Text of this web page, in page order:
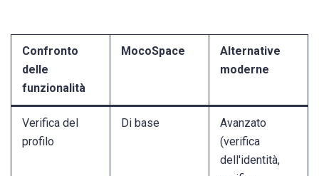
Confronto
delle
funzionalità
MocoSpace
Alternative
moderne
Verifica del
profilo
Di base
Avanzato
(verifica
dell'identità,